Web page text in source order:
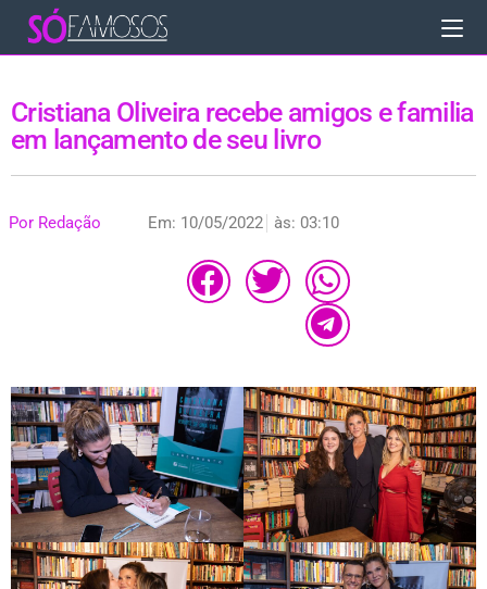
Cristiana Oliveira recebe amigos e familia
em lançamento de seu livro
Por Redação Em: 10/05/2022 às: 03:10